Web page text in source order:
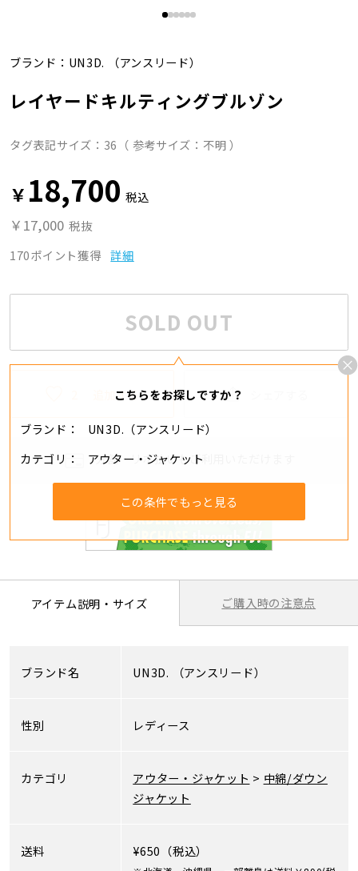
ブランド： UN3D. （アンスリード）
レイヤードキルティングブルゾン
タグ表記サイズ：36（ 参考サイズ：不明 ）
￥ 18,700 税込
￥17,000 税抜
170ポイント獲得 詳細
SOLD OUT
こちらをお探しですか？
ブランド
UN3D.（アンスリード）
カテゴリ
アウター・ジャケット
この条件でもっと見る
追加する
分割・リボ払いもご利用いただけます
アイテム説明・サイズ ご購入時の注意点
ブランド名 UN3D. （アンスリード）
性別 レディース
カテゴリ アウター・ジャケット > 中綿/ダウン
ジャケット
送料 ¥650（税込）